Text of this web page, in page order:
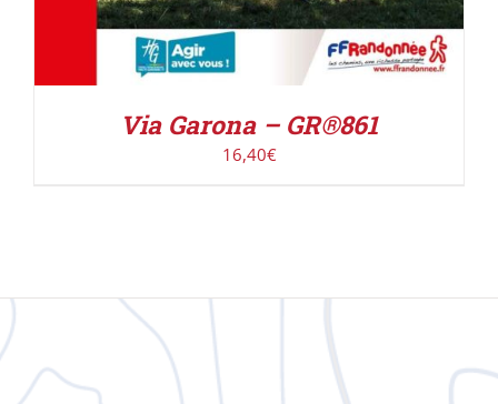
Via Garona – GR®861
16,40€